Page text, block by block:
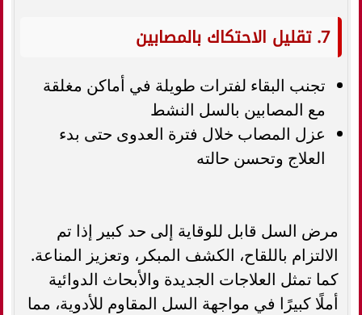
7. تقليل الاحتكاك بالمصابين
تجنب البقاء لفترات طويلة في أماكن مغلقة
مع المصابين بالسل النشط
عزل المصاب خلال فترة العدوى حتى بدء
العلاج وتحسن حالته
مرض السل قابل للوقاية إلى حد كبير إذا تم
الالتزام باللقاح، الكشف المبكر، وتعزيز المناعة.
كما تمثل العلاجات الجديدة والأبحاث الدوائية
أملًا كبيرًا في مواجهة السل المقاوم للأدوية، مما